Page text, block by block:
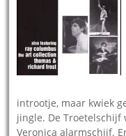
introotje, maar kwiek
jingle. De Troetelschijf
Veronica alarmschijf.